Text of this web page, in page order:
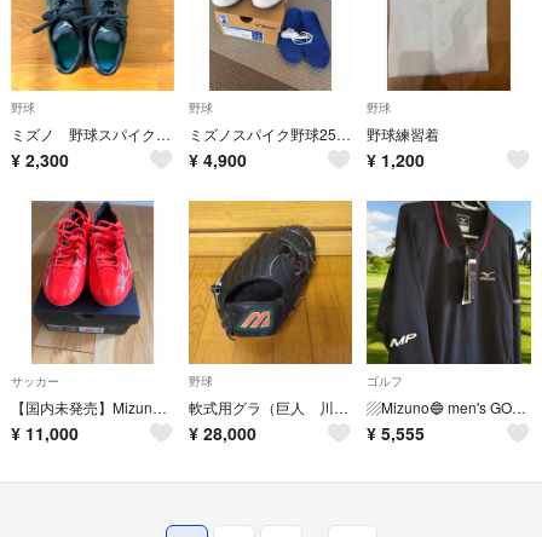
野球
ミズノ 野球スパイク 黒
¥ 2,300
野球
ミズノスパイク野球25cm
¥ 4,900
野球
野球練習着
¥ 1,200
サッカー
【国内未発売】Mizuno アルファ・ジャパン レッド 27.5cm
¥ 11,000
野球
軟式用グラ（巨人 川相モデル） 当時の限定品
¥ 28,000
ゴルフ
▨Mizuno🔵 men's GOLFウエア🔹コンペティションライン🔹定価12,600円
¥ 5,555